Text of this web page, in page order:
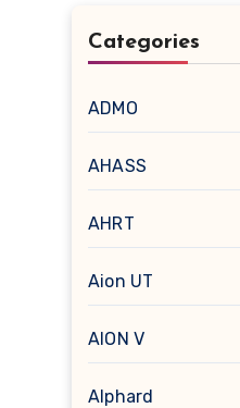
Categories
ADMO
AHASS
AHRT
Aion UT
AION V
Alphard